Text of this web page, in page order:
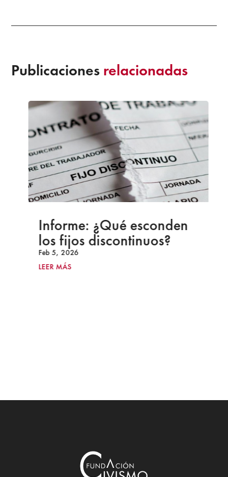
Publicaciones relacionadas
Informe: ¿Qué esconden
los fijos discontinuos?
Feb 5, 2026
LEER MÁS